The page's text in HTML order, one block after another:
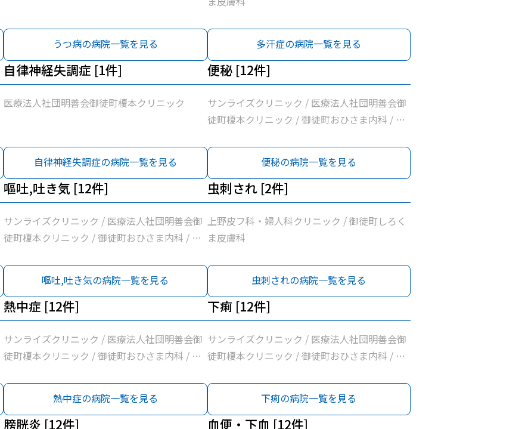
うつ病の病院一覧を見る 多汗症の病院一覧を見る
自律神経失調症 [1件]
医療法人社団明善会御徒町榎本クリニック
自律神経失調症の病院一覧を見る
便秘 [12件]
サンライズクリニック / 医療法人社団明善会御
徒町榎本クリニック / 御徒町おひさま内科 / 岩
医療法人社団まこと会服部医院 / 医療法人社団
曽谷村医院 / 富村内科小児科 / 医療法人社団佐
藤整形外科 / 新見クリニック / 東京保健生活協
同組合蔵前協立診療所 / 医療法人社団雪風会ふ
じ内科
便秘の病院一覧を見る
嘔吐,吐き気 [12件]
サンライズクリニック / 医療法人社団明善会御
徒町榎本クリニック / 御徒町おひさま内科 / 岩
医療法人社団まこと会服部医院 / 医療法人社団
曽谷村医院 / 富村内科小児科 / 医療法人社団佐
藤整形外科 / 新見クリニック / 東京保健生活協
同組合蔵前協立診療所 / 医療法人社団雪風会ふ
じ内科
嘔吐,吐き気の病院一覧を見る
虫刺され [2件]
上野皮フ科・婦人科クリニック / 御徒町しろく
ま皮膚科
虫刺されの病院一覧を見る
熱中症 [12件]
サンライズクリニック / 医療法人社団明善会御
徒町榎本クリニック / 御徒町おひさま内科 / 岩
医療法人社団まこと会服部医院 / 医療法人社団
曽谷村医院 / 富村内科小児科 / 医療法人社団佐
藤整形外科 / 新見クリニック / 東京保健生活協
熱中症の病院一覧を見る
下痢 [12件]
サンライズクリニック / 医療法人社団明善会御
徒町榎本クリニック / 御徒町おひさま内科 / 岩
医療法人社団まこと会服部医院 / 医療法人社団
曽谷村医院 / 富村内科小児科 / 医療法人社団佐
藤整形外科 / 新見クリニック / 東京保健生活協
下痢の病院一覧を見る
膀胱炎 [12件] 血便・下血 [12件]